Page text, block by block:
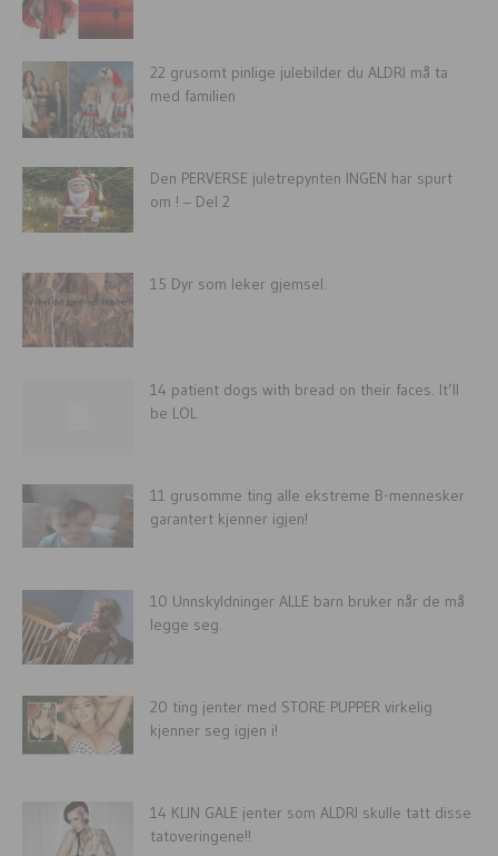
22 grusomt pinlige julebilder du ALDRI må ta
med familien
Den PERVERSE juletrepynten INGEN har spurt
om ! – Del 2
15 Dyr som leker gjemsel.
14 patient dogs with bread on their faces. It’ll
be LOL
11 grusomme ting alle ekstreme B-mennesker
garantert kjenner igjen!
10 Unnskyldninger ALLE barn bruker når de må
legge seg.
20 ting jenter med STORE PUPPER virkelig
kjenner seg igjen i!
14 KLIN GALE jenter som ALDRI skulle tatt disse
tatoveringene!!